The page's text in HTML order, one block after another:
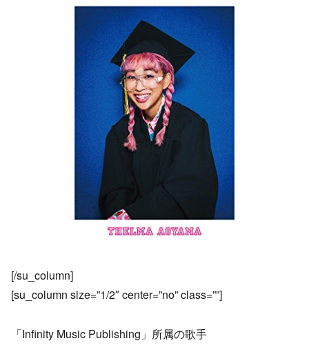
[/su_column]
[su_column size=”1/2″ center=”no” class=””]
「Infinity Music Publishing」所属の歌手